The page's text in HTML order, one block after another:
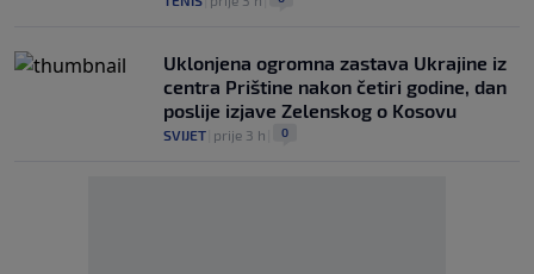
Uklonjena ogromna zastava Ukrajine iz
centra Prištine nakon četiri godine, dan
poslije izjave Zelenskog o Kosovu
SVIJET prije 3 h 0